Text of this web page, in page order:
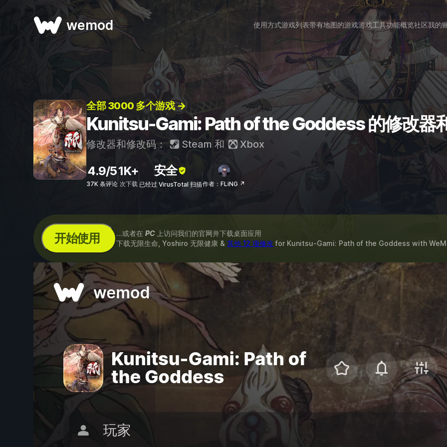
wemod 使用方式游戏列表带有地图的游戏游戏工具功能概览社区我的
全部 3000 多个游戏 →
Kunitsu-Gami: Path of the Goddess 的修改器
修改器和修改码： Steam 和 Xbox
4.9/5
37K 条评论
1K+
次下载
安全
已经过 VirusTotal 扫描作者：FLiNG ↗
开始使用 ...或者在 PC上访问我们的官网并下载桌面应用
下载无限生命, Yoshiro 无限健康 & 其他 12 项修改 for Kunitsu-Gami: Path of the Goddess with